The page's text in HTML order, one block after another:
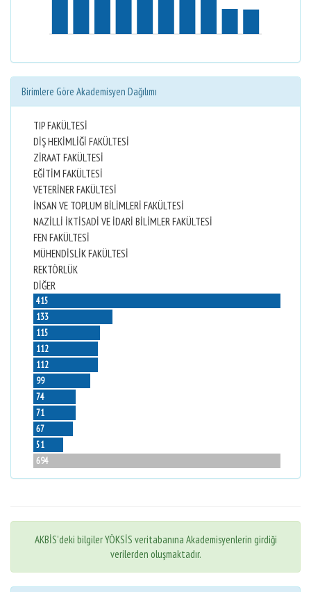
Birimlere Göre Akademisyen Dağılımı
TIP FAKÜLTESİ
DİŞ HEKİMLİĞİ FAKÜLTESİ
ZİRAAT FAKÜLTESİ
EĞİTİM FAKÜLTESİ
VETERİNER FAKÜLTESİ
İNSAN VE TOPLUM BİLİMLERİ FAKÜLTESİ
NAZİLLİ İKTİSADİ VE İDARİ BİLİMLER FAKÜLTESİ
FEN FAKÜLTESİ
MÜHENDİSLİK FAKÜLTESİ
REKTÖRLÜK
DİĞER
415
133
115
112
112
99
74
71
67
51
694
AKBİS'deki bilgiler YÖKSİS veritabanına Akademisyenlerin girdiği
verilerden oluşmaktadır.